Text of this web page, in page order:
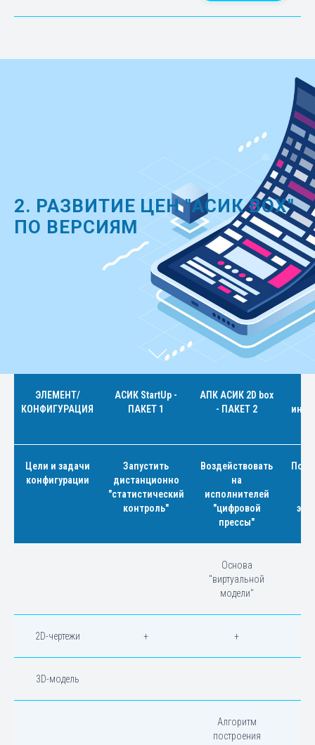
2. РАЗВИТИЕ ЦЕН "АСИК BOX"
ПО ВЕРСИЯМ
ЭЛЕМЕНТ/
КОНФИГУРАЦИЯ
АСИК StartUp -
ПАКЕТ 1
АПК АСИК 2D box
- ПАКЕТ 2
Цели и задачи
конфигурации
Запустить
дистанционно
"статистический
контроль"
Воздействовать
на
исполнителей
"цифровой
прессы"
Основа
"виртуальной
модели"
2D-чертежи + +
3D-модель
Алгоритм
построения